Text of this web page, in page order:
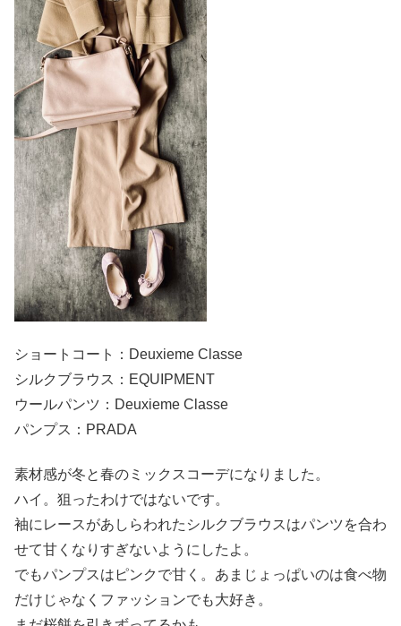
ショートコート：Deuxieme Classe
シルクブラウス：EQUIPMENT
ウールパンツ：Deuxieme Classe
パンプス：PRADA
素材感が冬と春のミックスコーデになりました。
ハイ。狙ったわけではないです。
袖にレースがあしらわれたシルクブラウスはパンツを合わ
せて甘くなりすぎないようにしたよ。
でもパンプスはピンクで甘く。あまじょっぱいのは食べ物
だけじゃなくファッションでも大好き。